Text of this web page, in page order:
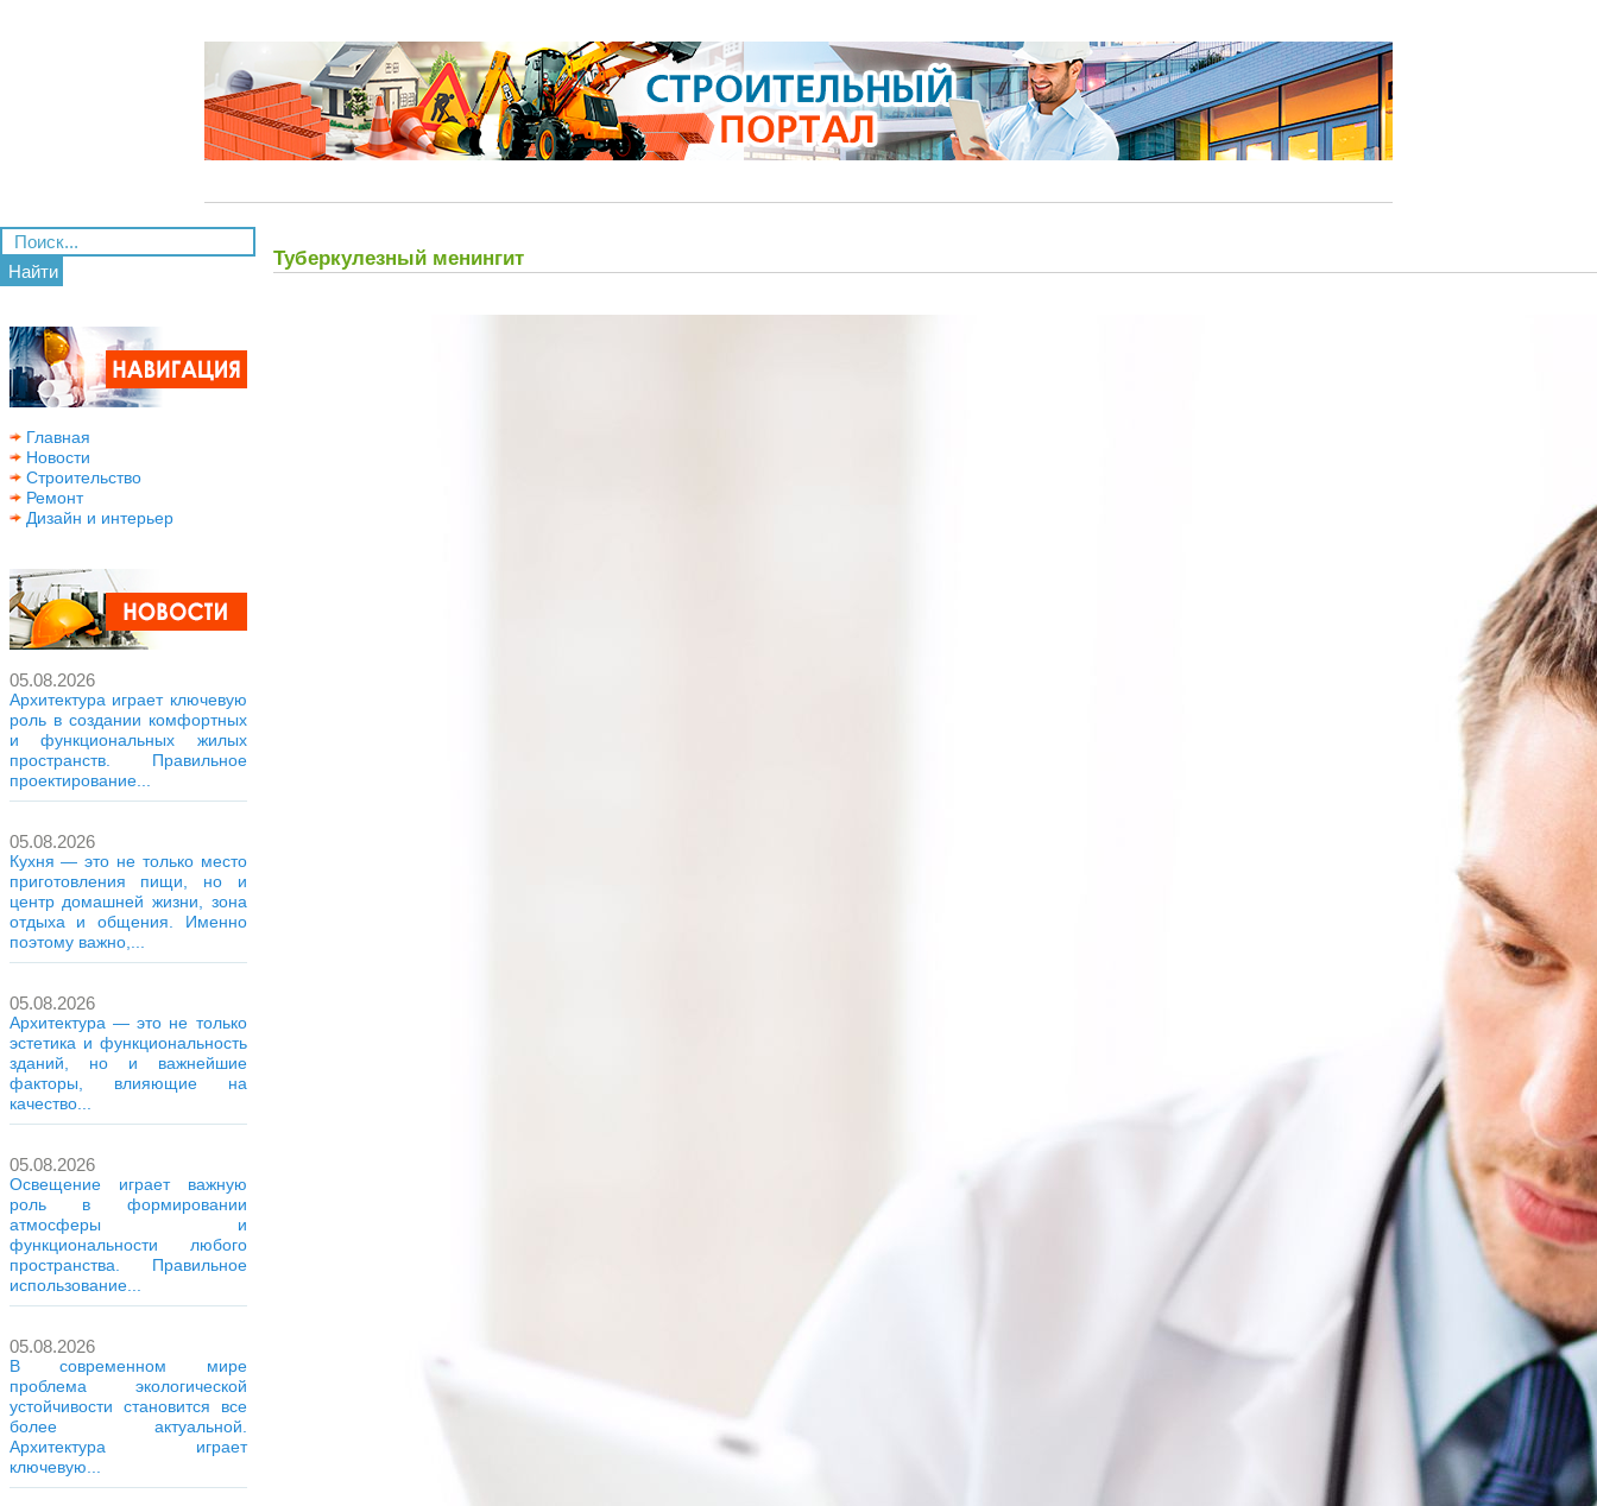
Найти
Главная
Новости
Строительство
Ремонт
Дизайн и интерьер
05.08.2026
Архитектура играет ключевую
роль в создании комфортных
и функциональных жилых
пространств. Правильное
проектирование...
05.08.2026
Кухня — это не только место
приготовления пищи, но и
центр домашней жизни, зона
отдыха и общения. Именно
поэтому важно,...
05.08.2026
Архитектура — это не только
эстетика и функциональность
зданий, но и важнейшие
факторы, влияющие на
качество...
05.08.2026
Освещение играет важную
роль в формировании
атмосферы и
функциональности любого
пространства. Правильное
использование...
05.08.2026
В современном мире
проблема экологической
устойчивости становится все
более актуальной.
Архитектура играет
ключевую...
Туберкулезный менингит